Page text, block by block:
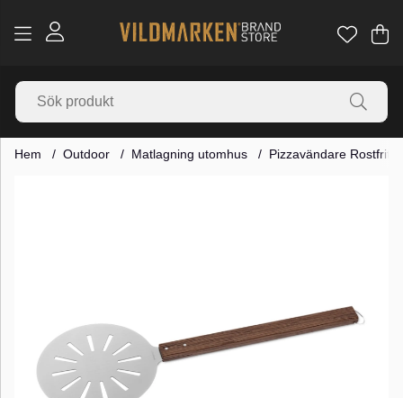
.
Hem Outdoor Matlagning utomhus Pizzavändare Rostfritt/